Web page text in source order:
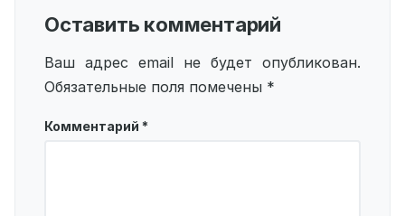
Оставить комментарий
Ваш адрес email не будет опубликован.
Обязательные поля помечены *
Комментарий *